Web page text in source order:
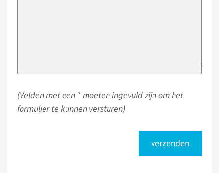
(Velden met een * moeten ingevuld zijn om het
formulier te kunnen versturen)
verzenden